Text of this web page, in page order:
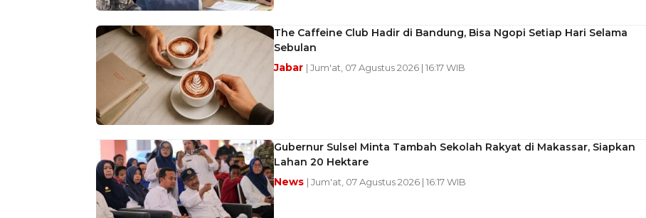
The Caffeine Club Hadir di Bandung, Bisa Ngopi Setiap Hari Selama
Sebulan
Jabar | Jum'at, 07 Agustus 2026 | 16:17 WIB
Gubernur Sulsel Minta Tambah Sekolah Rakyat di Makassar, Siapkan
Lahan 20 Hektare
News | Jum'at, 07 Agustus 2026 | 16:17 WIB